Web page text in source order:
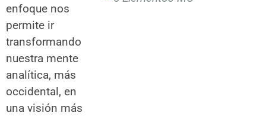
enfoque nos
permite ir
transformando
nuestra mente
analítica, más
occidental, en
una visión más